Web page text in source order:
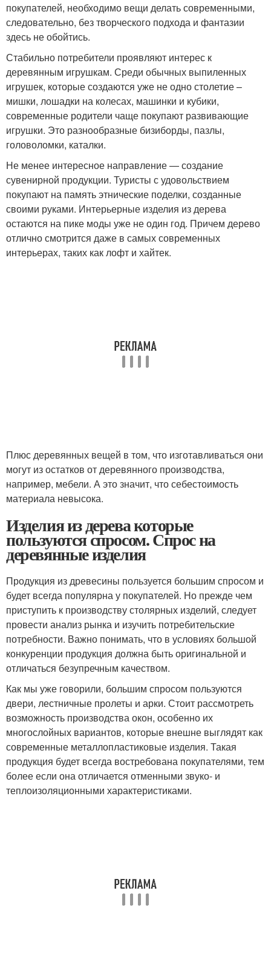
покупателей, необходимо вещи делать современными,
следовательно, без творческого подхода и фантазии
здесь не обойтись.
Стабильно потребители проявляют интерес к
деревянным игрушкам. Среди обычных выпиленных
игрушек, которые создаются уже не одно столетие –
мишки, лошадки на колесах, машинки и кубики,
современные родители чаще покупают развивающие
игрушки. Это разнообразные бизиборды, пазлы,
головоломки, каталки.
Не менее интересное направление — создание
сувенирной продукции. Туристы с удовольствием
покупают на память этнические поделки, созданные
своими руками. Интерьерные изделия из дерева
остаются на пике моды уже не один год. Причем дерево
отлично смотрится даже в самых современных
интерьерах, таких как лофт и хайтек.
Плюс деревянных вещей в том, что изготавливаться они
могут из остатков от деревянного производства,
например, мебели. А это значит, что себестоимость
материала невысока.
Изделия из дерева которые
пользуются спросом. Спрос на
деревянные изделия
Продукция из древесины пользуется большим спросом и
будет всегда популярна у покупателей. Но прежде чем
приступить к производству столярных изделий, следует
провести анализ рынка и изучить потребительские
потребности. Важно понимать, что в условиях большой
конкуренции продукция должна быть оригинальной и
отличаться безупречным качеством.
Как мы уже говорили, большим спросом пользуются
двери, лестничные пролеты и арки. Стоит рассмотреть
возможность производства окон, особенно их
многослойных вариантов, которые внешне выглядят как
современные металлопластиковые изделия. Такая
продукция будет всегда востребована покупателями, тем
более если она отличается отменными звуко- и
теплоизоляционными характеристиками.